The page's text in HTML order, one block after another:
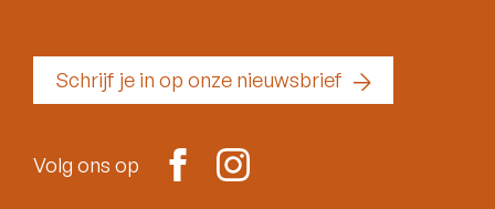
Schrijf je in op onze nieuwsbrief
Volg ons op FacebookInstagram